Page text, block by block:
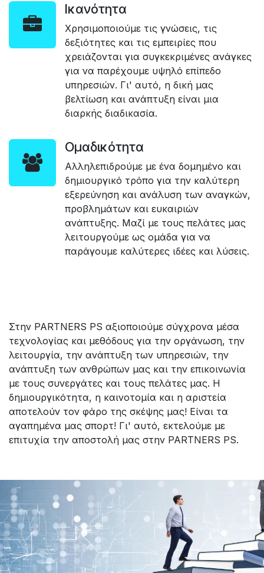
Ικανότητα
Χρησιμοποιούμε τις γνώσεις, τις
δεξιότητες και τις εμπειρίες που
χρειάζονται για συγκεκριμένες ανάγκες
για να παρέχουμε υψηλό επίπεδο
υπηρεσιών. Γι' αυτό, η δική μας
βελτίωση και ανάπτυξη είναι μια
διαρκής διαδικασία.
Ομαδικότητα
Αλληλεπιδρούμε με ένα δομημένο και
δημιουργικό τρόπο για την καλύτερη
εξερεύνηση και ανάλυση των αναγκών,
προβλημάτων και ευκαιριών
ανάπτυξης. Μαζί με τους πελάτες μας
λειτουργούμε ως ομάδα για να
παράγουμε καλύτερες ιδέες και λύσεις.
Στην PARTNERS PS αξιοποιούμε σύγχρονα μέσα
τεχνολογίας και μεθόδους για την οργάνωση, την
λειτουργία, την ανάπτυξη των υπηρεσιών, την
ανάπτυξη των ανθρώπων μας και την επικοινωνία
με τους συνεργάτες και τους πελάτες μας. Η
δημιουργικότητα, η καινοτομία και η αριστεία
αποτελούν τον φάρο της σκέψης μας! Είναι τα
αγαπημένα μας σπορτ! Γι' αυτό, εκτελούμε με
επιτυχία την αποστολή μας στην PARTNERS PS.